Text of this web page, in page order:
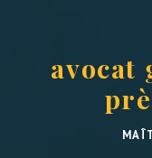
avocat